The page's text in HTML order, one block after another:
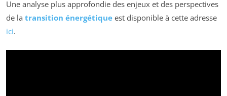
Une analyse plus approfondie des enjeux et des perspectives
de la transition énergétique est disponible à cette adresse
ici.